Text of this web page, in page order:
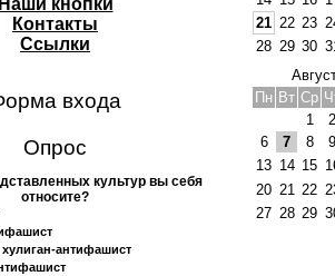
Наши кнопки
Контакты
Ссылки
входа
Опрос
культур вы себя
относите?
антифашист
21 22 23
28 29 30
Пн Вт Ср
1
2
6
7 8
9
13 14 15
20 21 22
27 28 29